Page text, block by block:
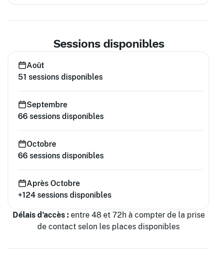
Sessions disponibles
Août
51 sessions disponibles
Septembre
66 sessions disponibles
Octobre
66 sessions disponibles
Après Octobre
+124 sessions disponibles
Délais d'accès :entre 48 et 72h à compter de la prise
de contact selon les places disponibles